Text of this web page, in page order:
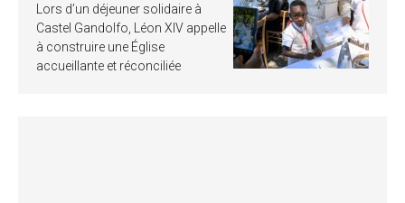
Lors d’un déjeuner solidaire à
Castel Gandolfo, Léon XIV appelle
à construire une Église
accueillante et réconciliée